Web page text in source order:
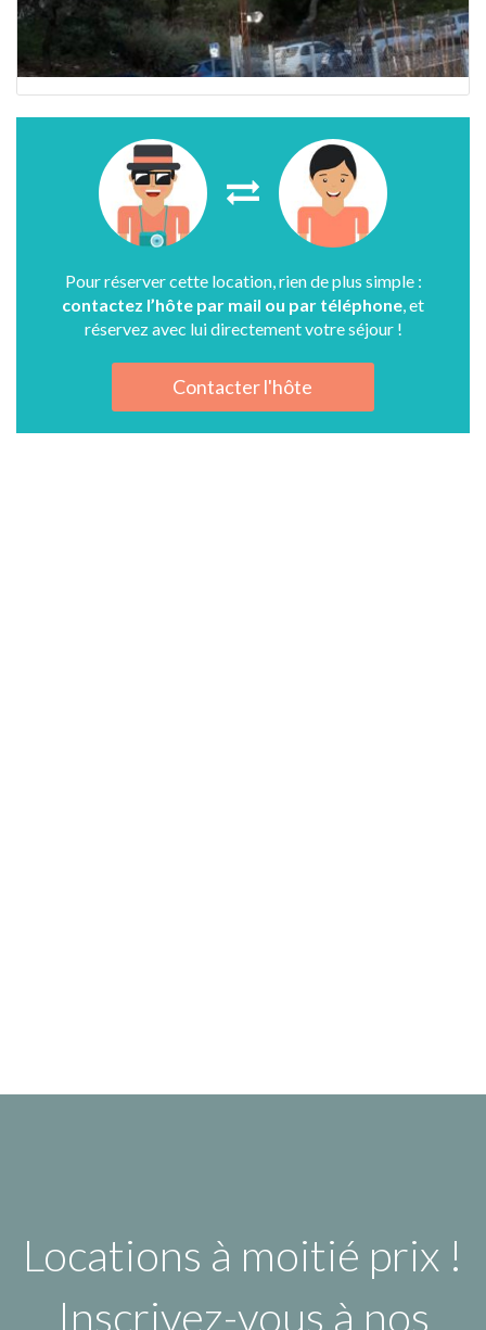
Pour réserver cette location, rien de plus simple :
contactez l’hôte par mail ou par téléphone , et
réservez avec lui directement votre séjour !
Contacter l'hôte
Locations à moitié prix !
Inscrivez-vous à nos